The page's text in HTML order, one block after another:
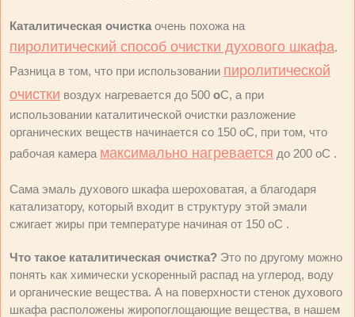
Каталитическая очистка очень похожа на
пиролитический способ очистки духового шкафа.
Разница в том, что при использовании пиролитической
очистки воздух нагревается до 500 оC, а при
использовании каталитической очистки разложение
органических веществ начинается со 150 оC, при том, что
рабочая камера максимально нагревается до 200 оC .
Сама эмаль духового шкафа шероховатая, а благодаря
катализатору, который входит в структуру этой эмали
сжигает жиры при температуре начиная от 150 оC .
Что такое каталитическая очистка? Это по другому можно
понять как химически ускоренный распад на углерод, воду
и органические вещества. А на поверхности стенок духового
шкафа расположены жиропоглощающие вещества, в нашем